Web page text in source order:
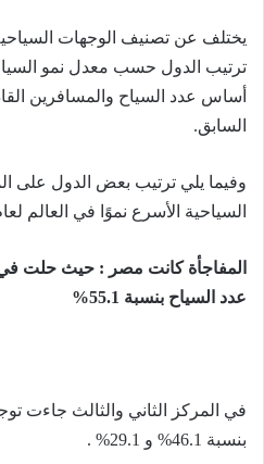
يختلف عن تصنيف الوجهات
ترتيب الدول حسب معدل نمو
أساس عدد السياح والمسافرين
السابق.
وفيما يلي ترتيب بعض الدول على
السياحية الأسرع نموًا في العالم لعام 2018 مقارنة بعام
المفاجأة كانت مصر : حيث حلت في
عدد السياح بنسبة 55.1%
في المركز الثاني والثالث جاءت
بنسبة 46.1% و 29.1% .